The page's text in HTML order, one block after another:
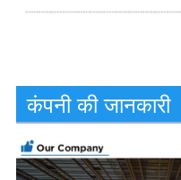
कंपनी की जानकारी